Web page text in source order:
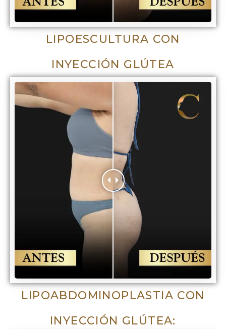
LIPOESCULTURA CON
INYECCIÓN GLÚTEA
LIPOABDOMINOPLASTIA CON
INYECCIÓN GLÚTEA: